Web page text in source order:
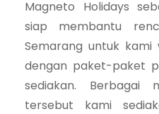
Magneto Holidays
siap membantu
Semarang untuk kami
dengan paket-paket
sediakan. Berbagai
tersebut kami